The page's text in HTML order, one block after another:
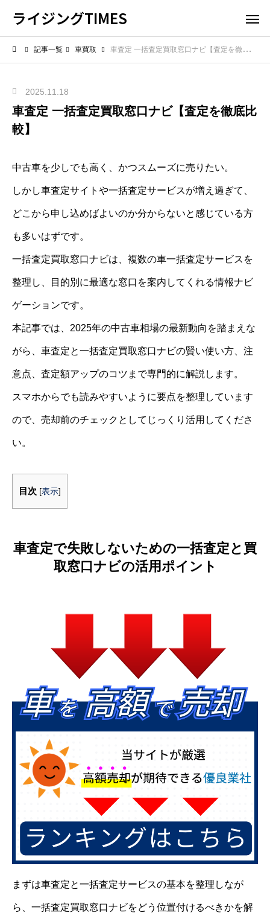
ライジングTIMES
記事一覧 車買取 車査定 一括査定買取窓口ナビ【査定を徹底比較】
2025.11.18
車査定 一括査定買取窓口ナビ【査定を徹底比
較】
中古車を少しでも高く、かつスムーズに売りたい。
しかし車査定サイトや一括査定サービスが増え過ぎて、
どこから申し込めばよいのか分からないと感じている方
も多いはずです。
一括査定買取窓口ナビは、複数の車一括査定サービスを
整理し、目的別に最適な窓口を案内してくれる情報ナビ
ゲーションです。
本記事では、2025年の中古車相場の最新動向を踏まえな
がら、車査定と一括査定買取窓口ナビの賢い使い方、注
意点、査定額アップのコツまで専門的に解説します。
スマホからでも読みやすいように要点を整理しています
ので、売却前のチェックとしてじっくり活用してくださ
い。
目次 [表示]
車査定で失敗しないための一括査定と買
取窓口ナビの活用ポイント
まずは車査定と一括査定サービスの基本を整理しなが
ら、一括査定買取窓口ナビをどう位置付けるべきかを解